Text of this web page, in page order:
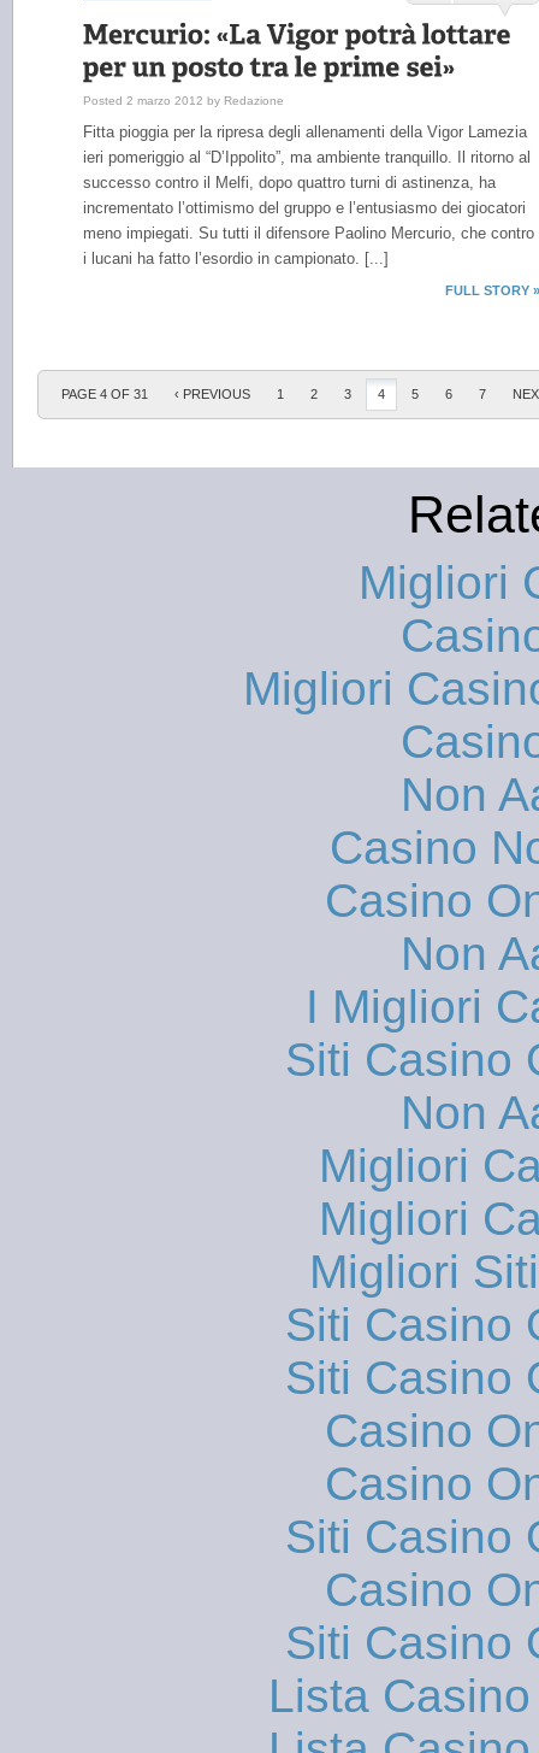
Posted 2 marzo 2012 by Redazione
Fitta pioggia per la ripresa degli allenamenti della Vigor Lamezia
ieri pomeriggio al “D’Ippolito”, ma ambiente tranquillo. Il ritorno al
successo contro il Melfi, dopo quattro turni di astinenza, ha
incrementato l’ottimismo del gruppo e l’entusiasmo dei giocatori
meno impiegati. Su tutti il difensore Paolino Mercurio, che contro
i lucani ha fatto l’esordio in campionato. [...]
FULL STORY »
PAGE 4 OF 31 ‹ PREVIOUS 1 2 3 4 5 6 7
Migliori
Migliori
Non
Casino
Casino
Non
I Migliori
Siti Casino
Non
Migliori
Migliori
Migliori
Siti Casino
Siti Casino
Casino
Casino
Siti Casino
Casino
Siti Casino
Lista